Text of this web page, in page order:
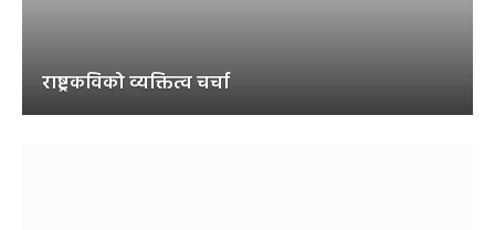
राष्ट्रकविको व्यक्तित्व चर्चा